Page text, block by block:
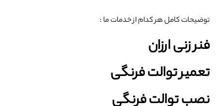
توضیحات کامل هر کدام از خدمات ما :
فنر زنی ارزان
تعمیر توالت فرنگی
نصب توالت فرنگی